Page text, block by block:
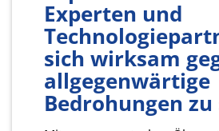
Experten und
sich wirksam
allgegenwärtige
Bedrohungen